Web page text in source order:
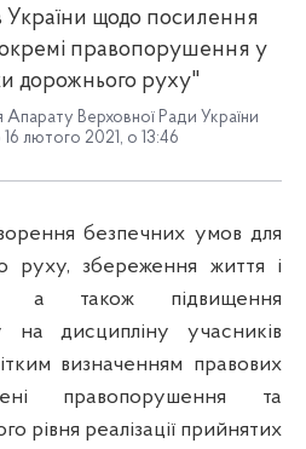
України щодо посилення
окремі правопорушення у
дорожнього руху"
Апарату Верховної Ради України
лютого 2021, о 13:46
безпечних умов для
руху, збереження життя і
а також підвищення
на дисципліну учасників
визначенням правових
правопорушення та
рівня реалізації прийнятих